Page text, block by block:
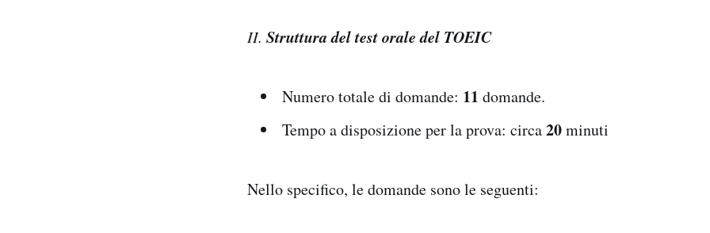
II. Struttura del test orale del TOEIC
Numero totale di domande: 11 domande.
Tempo a disposizione per la prova: circa20minuti
Nello specifico, le domande sono le seguenti: